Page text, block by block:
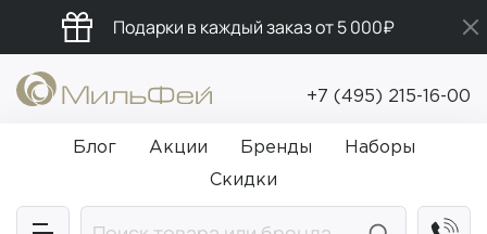
Подарки в каждый заказ от 5 000₽
Бесплатная доставка от 5 000₽
Промокод ПРИВЕТ
+7 (495) 215-16-00
Блог Акции Бренды
Наборы
Скидки